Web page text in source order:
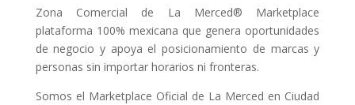
Zona Comercial de La Merced® Marketplace
plataforma 100% mexicana que genera oportunidades
de negocio y apoya el posicionamiento de marcas y
personas sin importar horarios ni fronteras.
Somos el Marketplace Oficial de La Merced en Ciudad